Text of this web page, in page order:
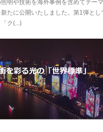
明や技術を海外事例を含めてテー
たに公開いたしました。第1弾とし
ク(...)